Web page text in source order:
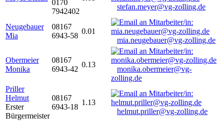
0170
7942402
stefan.meyer@vg-zolling.de
Neugebauer
Mia
08167
6943-58
0.01
mia.neugebauer@vg-zolling.de
Obermeier
Monika
08167
6943-42
0.13
monika.obermeier@vg-
zolling.de
Priller
Helmut
Erster
Bürgermeister
08167
6943-18
1.13
helmut.priller@vg-zolling.de